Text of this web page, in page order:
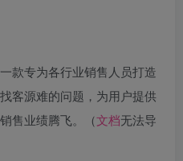
款专为各行业销售人员打造
客源难的问题，为用户提供
售业绩腾飞。（文档无法导